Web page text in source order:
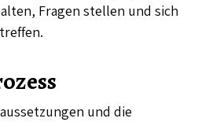
Fragen stellen und sich
und die